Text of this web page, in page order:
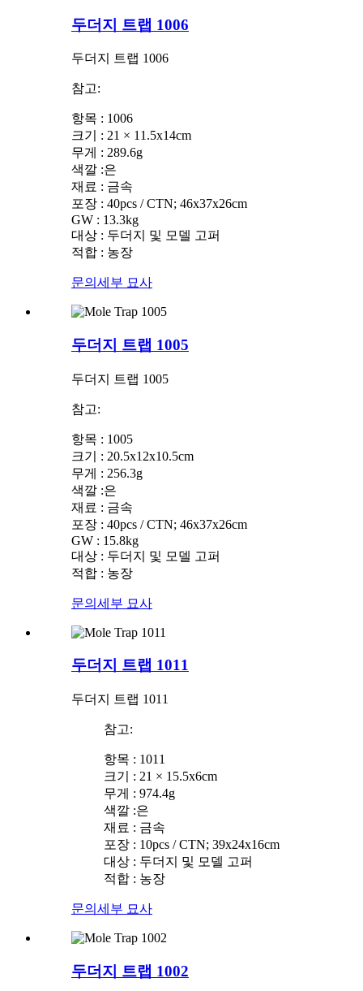
두더지 트랩 1006
두더지 트랩 1006
참고:
항목 : 1006
크기 : 21 × 11.5x14cm
무게 : 289.6g
색깔 :은
재료 : 금속
포장 : 40pcs / CTN; 46x37x26cm
GW : 13.3kg
대상 : 두더지 및 모델 고퍼
적합 : 농장
문의 세부 묘사
두더지 트랩 1005
두더지 트랩 1005
참고:
항목 : 1005
크기 : 20.5x12x10.5cm
무게 : 256.3g
색깔 :은
재료 : 금속
포장 : 40pcs / CTN; 46x37x26cm
GW : 15.8kg
대상 : 두더지 및 모델 고퍼
적합 : 농장
문의 세부 묘사
두더지 트랩 1011
두더지 트랩 1011
참고:
항목 : 1011
크기 : 21 × 15.5x6cm
무게 : 974.4g
색깔 :은
재료 : 금속
포장 : 10pcs / CTN; 39x24x16cm
대상 : 두더지 및 모델 고퍼
적합 : 농장
문의 세부 묘사
두더지 트랩 1002